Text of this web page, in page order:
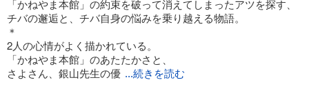
「かねやま本館」の約束を破って消えてしまったアツを探す、
チバの邂逅と、チバ自身の悩みを乗り越える物語。
＊
2人の心情がよく描かれている。
「かねやま本館」のあたたかさと、
さよさん、銀山先生の優 ...続きを読む